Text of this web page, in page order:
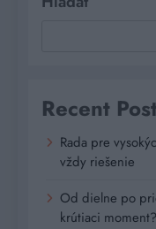
Recent
Rada pre
vždy riešenie
Od dielne po
krútiaci moment?